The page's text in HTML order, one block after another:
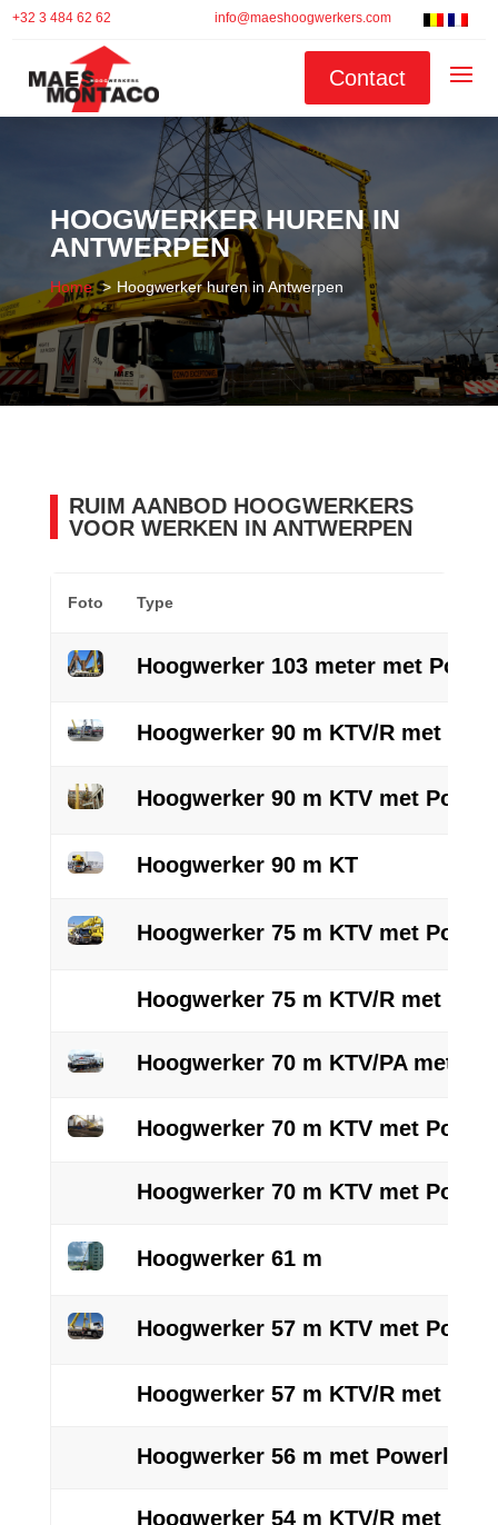
+32 3 484 62 62 info@maeshoogwerkers.com
Contact
HOOGWERKER HUREN IN
ANTWERPEN
Home Hoogwerker huren in Antwerpen
RUIM AANBOD HOOGWERKERS
VOOR WERKEN IN ANTWERPEN
Foto Type
Hoogwerker 103 meter met
Hoogwerker 90 m KTV/R met
Hoogwerker 90 m KTV met
Hoogwerker 90 m KT
Hoogwerker 75 m KTV met
Hoogwerker 75 m KTV/R met
Hoogwerker 70 m KTV/PA met
Hoogwerker 70 m KTV met
Hoogwerker 70 m KTV met
Hoogwerker 61 m
Hoogwerker 57 m KTV met
Hoogwerker 57 m KTV/R met
Hoogwerker 56 m met Powerlift
Hoogwerker 54 m KTV/R met